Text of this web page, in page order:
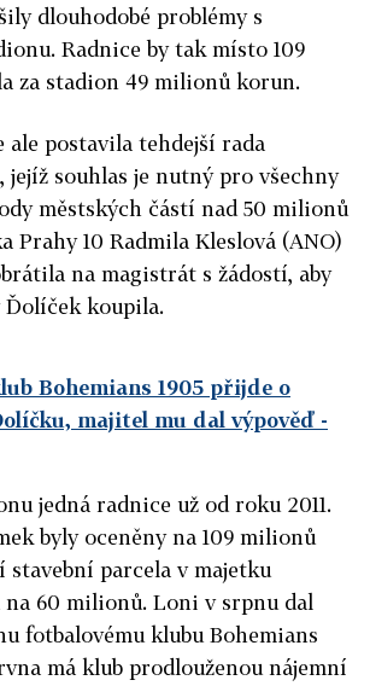
dlouhodobé problémy s
Radnice by tak místo 109
za stadion 49 milionů korun.
ale postavila tehdejší rada
jejíž souhlas je nutný pro všechny
městských částí nad 50 milionů
Prahy 10 Radmila Kleslová (ANO)
na magistrát s žádostí, aby
Ďolíček koupila.
Bohemians 1905 přijde o
majitel mu dal výpověď -
jedná radnice už od roku 2011.
byly oceněny na 109 milionů
stavební parcela v majetku
60 milionů. Loni v srpnu dal
fotbalovému klubu Bohemians
má klub prodlouženou nájemní